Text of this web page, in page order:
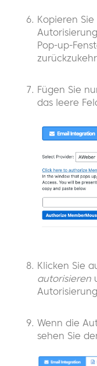
Kopieren
Pop-up-
Fügen Sie
das leere
Klicken Sie
autorisieren
Wenn die
sehen Sie